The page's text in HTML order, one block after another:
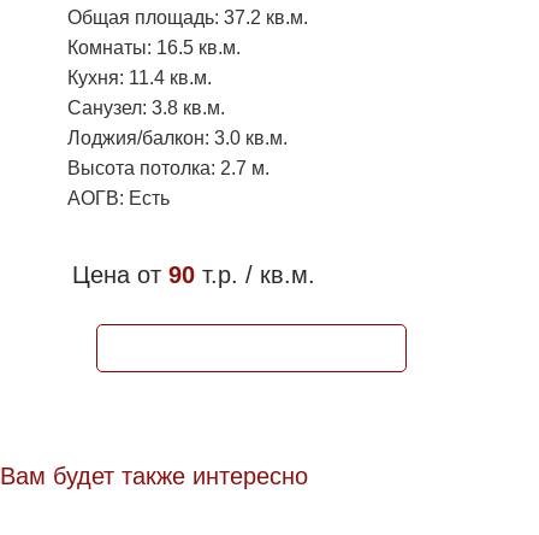
Общая площадь: 37.2 кв.м.
Комнаты: 16.5 кв.м.
Кухня: 11.4 кв.м.
Санузел: 3.8 кв.м.
Лоджия/балкон: 3.0 кв.м.
Высота потолка: 2.7 м.
АОГВ: Есть
Цена от 90 т.р. / кв.м.
Вам будет также интересно